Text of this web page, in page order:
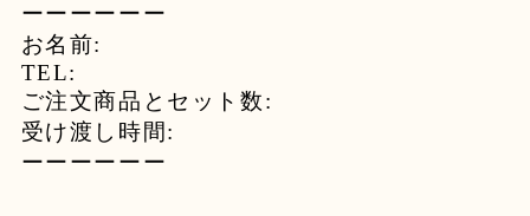
ーーーーーー
お名前:
TEL:
ご注文商品とセット数:
受け渡し時間:
ーーーーーー